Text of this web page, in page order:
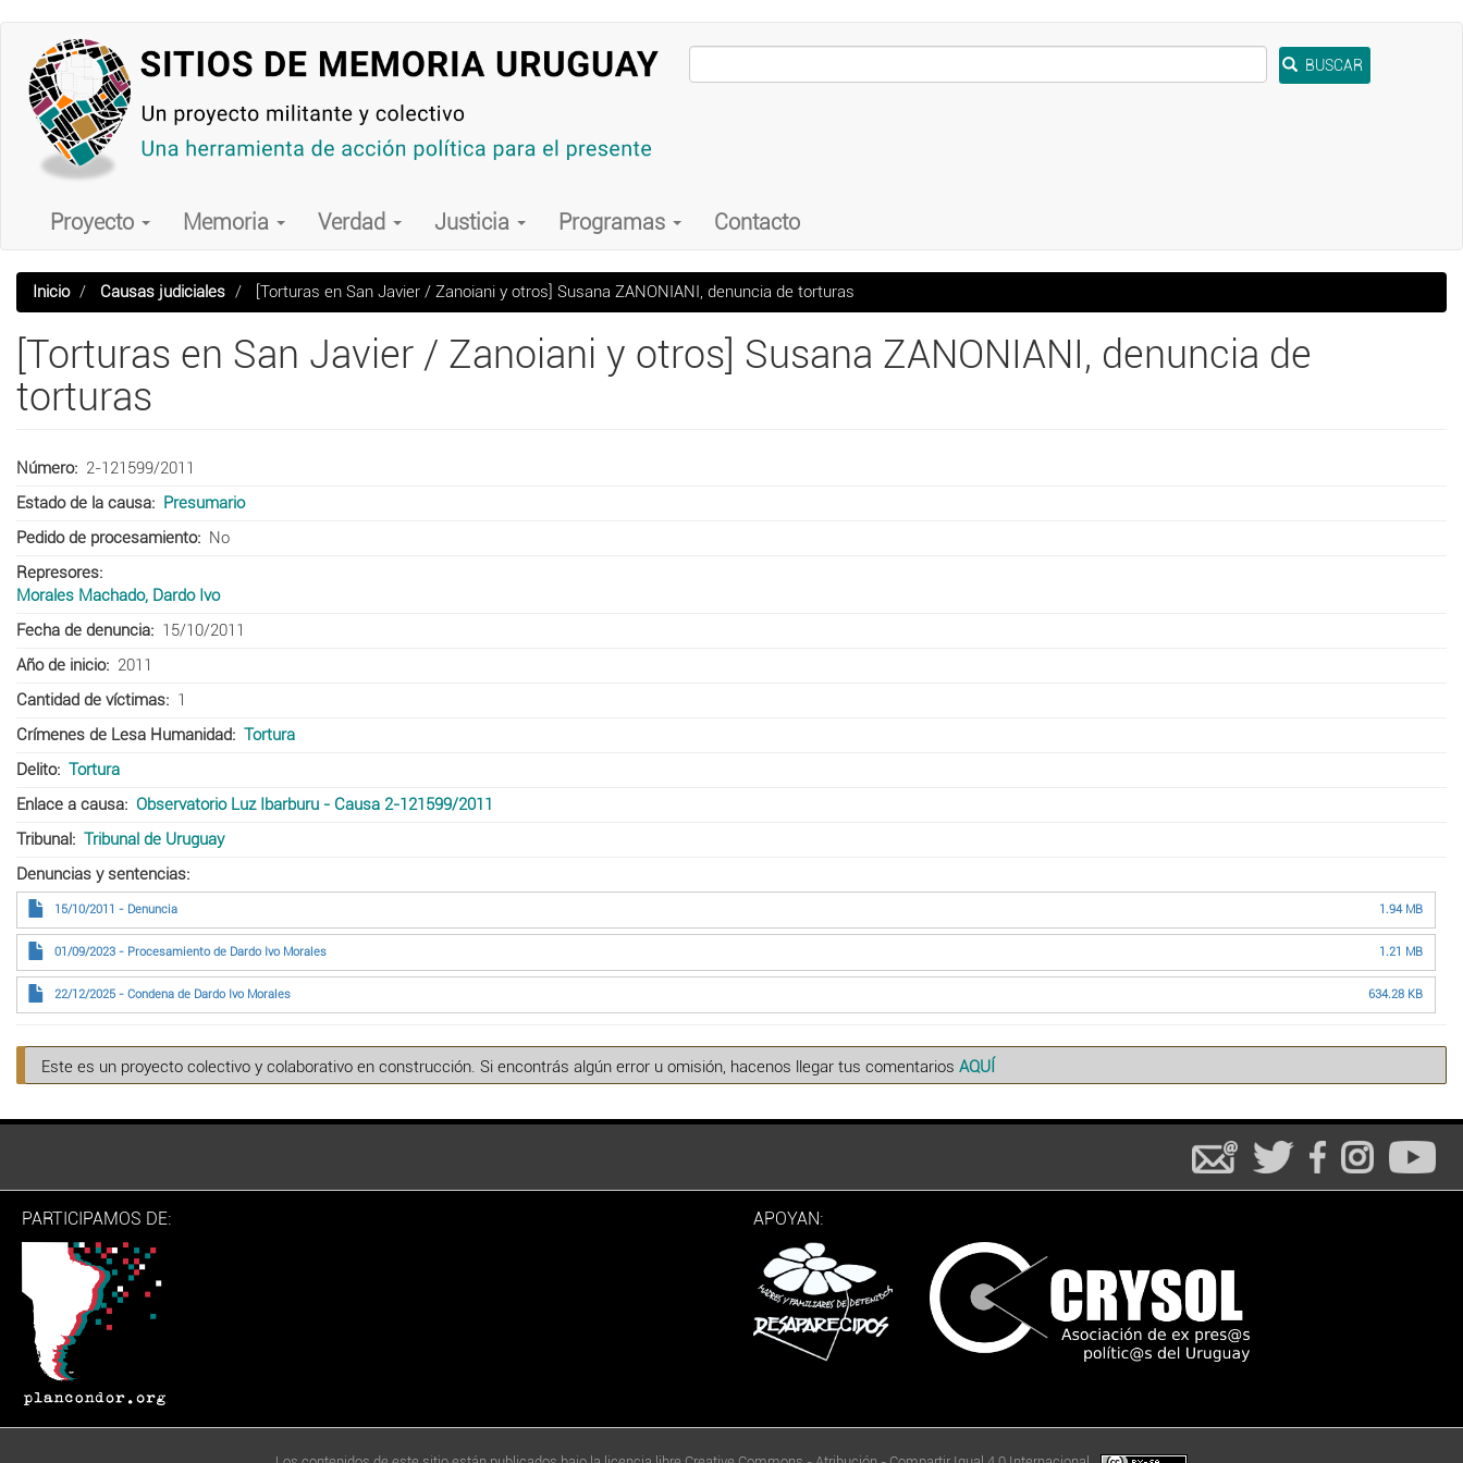
contenido
principal
BUSCAR
Main
navigation
Proyecto Memoria Verdad Justicia Programas Contacto
Inicio Causas judiciales [Torturas en San Javier / Zanoiani y otros] Susana ZANONIANI, denuncia de torturas
[Torturas en San Javier / Zanoiani y otros] Susana ZANONIANI, denuncia de
torturas
Número
2-121599/2011
Estado de la causa
Presumario
Pedido de procesamiento
No
Represores
Morales Machado, Dardo Ivo
Fecha de denuncia
15/10/2011
Año de inicio
2011
Cantidad de víctimas
1
Crímenes de Lesa Humanidad
Tortura
Delito
Tortura
Enlace a causa
Observatorio Luz Ibarburu - Causa 2-121599/2011
Tribunal
Tribunal de Uruguay
Denuncias y sentencias
15/10/2011 - Denuncia 1.94 MB
01/09/2023 - Procesamiento de Dardo Ivo Morales 1.21 MB
22/12/2025 - Condena de Dardo Ivo Morales 634.28 KB
Este es un proyecto colectivo y colaborativo en construcción. Si encontrás algún error u omisión, hacenos llegar tus comentarios AQUÍ
PARTICIPAMOS DE: APOYAN: